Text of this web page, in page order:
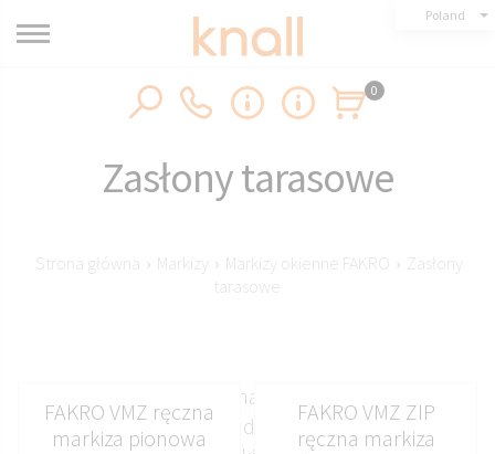
Poland
0
Zasłony tarasowe
Strona główna › Markizy › Markizy okienne FAKRO › Zasłony
tarasowe
Zasłony tarasowe na wymiar – stylowe,
funkcjonalne i idealnie dopasowane do Twoich
FAKRO VMZ ręczna
markiza pionowa
FAKRO VMZ ZIP
ręczna markiza